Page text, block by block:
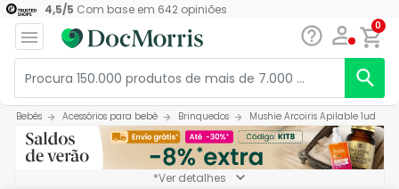
4,5/5 Com base em 642opiniões
0
Bebés Acessórios para bebé Brinquedos Mushie Arcoiris Apilable 1ud
*Ver detalhes